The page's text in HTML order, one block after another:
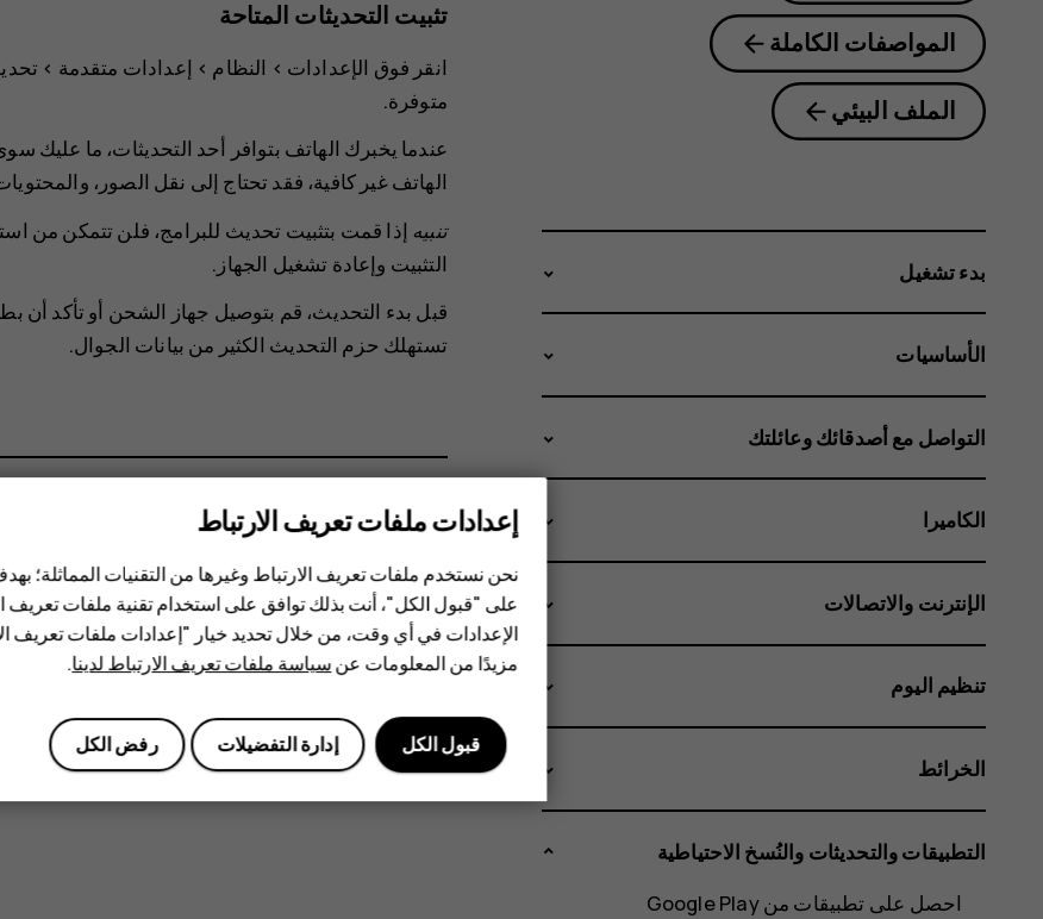
تثبيت التحديثات المتاحة
انقر فوق الإعدادات‏‎ > النظام > إعدادات متقدمة >
متوفرة.
عندما يخبرك الهاتف بتوافر أحد التحديثات، ما عليك
الهاتف غير كافية، فقد تحتاج إلى نقل الصور،
تنبيه إذا قمت بتثبيت تحديث للبرامج، فلن تتمكن من
التثبيت وإعادة تشغيل الجهاز.
تستهلك حزم التحديث الكثير من بيانات الجوال.
هل وجدت هذه المعلومات مفيدة؟
نعم لا
المواصفات الكاملة
الملف البيئي
بدء تشغيل
الأساسيات
التواصل مع أصدقائك وعائلتك
الكاميرا
الإنترنت والاتصالات
تنظيم اليوم
الخرائط
التطبيقات والتحديثات والنُسخ الاحتياطية
احصل على تطبيقات من Google Play
إعدادات ملفات تعريف الارتباط
نحن نستخدم ملفات تعريف الارتباط وغيرها من التقنيات
على "قبول الكل"، أنت بذلك توافق على استخدام تقنية ملفات تعريف
الإعدادات في أي وقت، من خلال تحديد خيار "إعدادات ملفات
مزيدًا من المعلومات عنسياسة ملفات تعريف الارتباط لدينا.
رفض الكل إدارة التفضيلات قبول الكل